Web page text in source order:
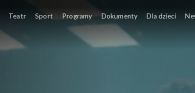
Teatr Sport Programy Dokumenty Dla dzieci